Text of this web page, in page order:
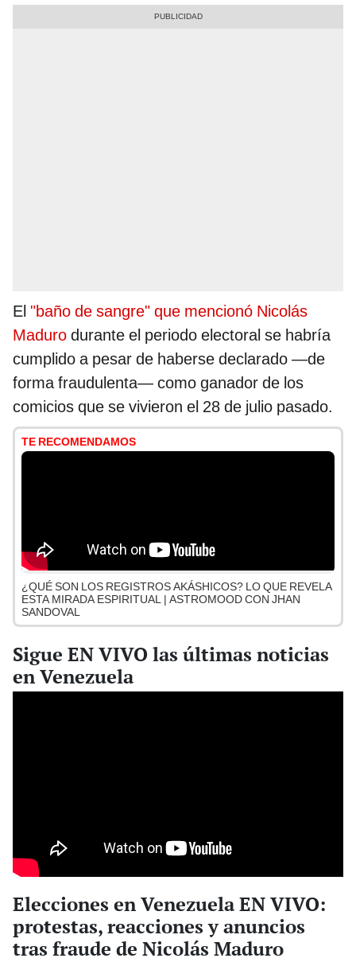
El "baño de sangre" que mencionó Nicolás
Maduro durante el periodo electoral se habría
cumplido a pesar de haberse declarado —de
forma fraudulenta— como ganador de los
comicios que se vivieron el 28 de julio pasado.
TE RECOMENDAMOS
¿QUÉ SON LOS REGISTROS AKÁSHICOS? LO QUE REVELA
ESTA MIRADA ESPIRITUAL | ASTROMOOD CON JHAN
SANDOVAL
Sigue EN VIVO las últimas noticias
en Venezuela
Elecciones en Venezuela EN VIVO:
protestas, reacciones y anuncios
tras fraude de Nicolás Maduro